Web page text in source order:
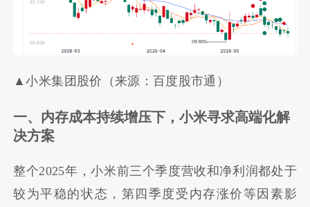
▲小米集团股价（来源：百度股市通）
一、内存成本持续增压下，小米寻求高端化解
决方案
整个2025年，小米前三个季度营收和净利润都处于
较为平稳的状态，第四季度受内存涨价等因素影